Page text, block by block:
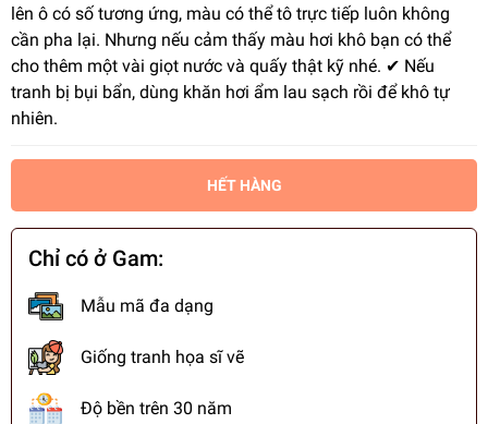
lên ô có số tương ứng, màu có thể tô trực tiếp luôn không
cần pha lại. Nhưng nếu cảm thấy màu hơi khô bạn có thể
cho thêm một vài giọt nước và quấy thật kỹ nhé. ✔ Nếu
tranh bị bụi bẩn, dùng khăn hơi ẩm lau sạch rồi để khô tự
nhiên.
HẾT HÀNG
Chỉ có ở Gam:
Mẫu mã đa dạng
Giống tranh họa sĩ vẽ
Độ bền trên 30 năm